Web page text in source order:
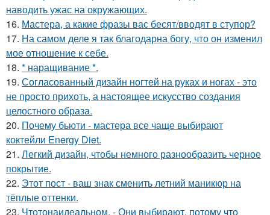
наводить ужас на окружающих.
16. Мастера, а какие фразы вас бесят/вводят в ступор?
17. На самом деле я так благодарна богу, что он изменил
мое отношение к себе.
18. * наращивание *.
19. Согласованный дизайн ногтей на руках и ногах - это
не просто прихоть, а настоящее искусство создания
целостного образа.
20. Почему бьюти - мастера все чаще выбирают
коктейли Energy Diet.
21. Легкий дизайн, чтобы немного разнообразить черное
покрытие.
22. Этот пост - ваш знак сменить летний маникюр на
тёплые оттенки.
23. Чтотонаидеальном. - Они выбирают, потому что